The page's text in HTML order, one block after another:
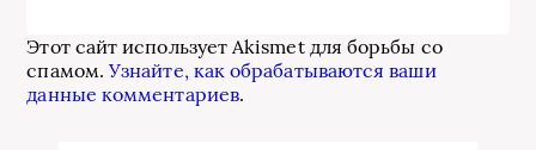
Этот сайт использует Akismet для борьбы со
спамом.Узнайте, как обрабатываются ваши
данные комментариев.